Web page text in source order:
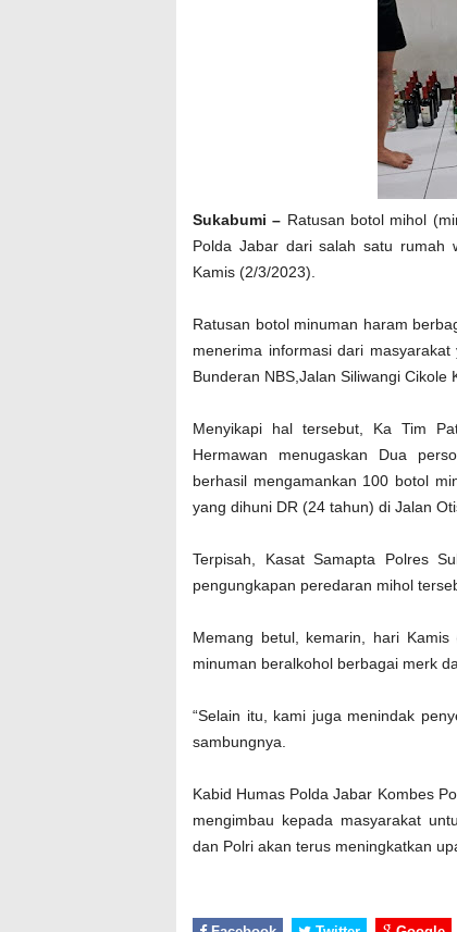
Sukabumi – Ratusan botol mihol
Polda Jabar dari salah satu rumah
Kamis (2/3/2023).
Ratusan botol minuman haram
menerima informasi dari
Bunderan NBS,Jalan Siliwangi Cikole
Menyikapi hal tersebut, Ka Tim
Hermawan menugaskan Dua
berhasil mengamankan 100 botol
yang dihuni DR (24 tahun) di Jalan
Terpisah, Kasat Samapta Polres
pengungkapan peredaran mihol
Memang betul, kemarin, hari
minuman beralkohol berbagai merk
“Selain itu, kami juga menindak
sambungnya.
Kabid Humas Polda Jabar Kombes
mengimbau kepada masyarakat
dan Polri akan terus meningkatkan